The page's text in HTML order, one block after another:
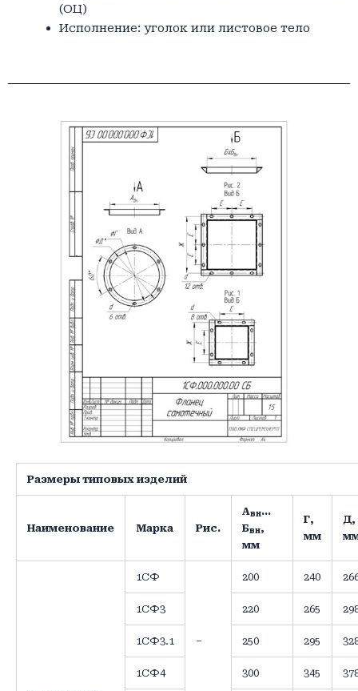
(ОЦ)
Исполнение: уголок или листовое тело
Размеры типовых изделий
Наименование Марка Рис.
Авн…
Бвн,
мм
Г,
мм
Д,
1СФ
–
200 240
1СФ3 220 265
1СФ3.1 250 295
1СФ4 300 345